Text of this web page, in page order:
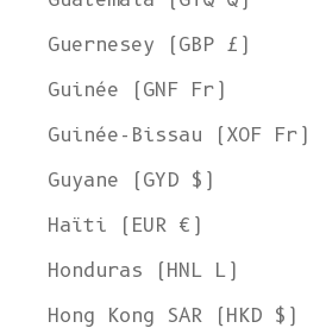
Guernesey (GBP £)
Guinée (GNF Fr)
Guinée-Bissau (XOF Fr)
Guyane (GYD $)
Haïti (EUR €)
Honduras (HNL L)
Hong Kong SAR (HKD $)